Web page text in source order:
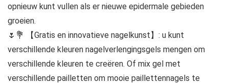
opnieuw kunt vullen als er nieuwe epidermale gebieden
groeien.
🌷💐 【Gratis en innovatieve nagelkunst】: u kunt
verschillende kleuren nagelverlengingsgels mengen om
verschillende kleuren te creëren. Of mix gel met
verschillende pailletten om mooie paillettennagels te